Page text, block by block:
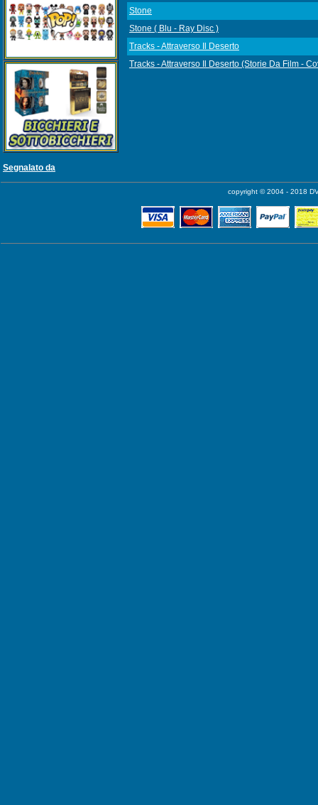
Segnalato da
Stone
Stone ( Blu - Ray Disc )
Tracks - Attraverso Il Deserto
Tracks - Attraverso Il Deserto (Storie Da Film -
copyright © 2004 - 2018